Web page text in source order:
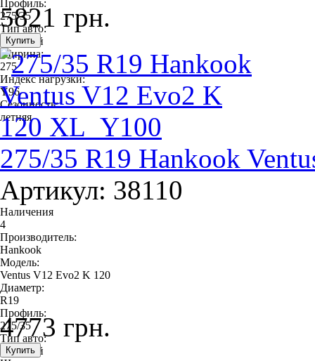
Профиль:
275/35
Тип авто:
легковой
Ширина:
275
Индекс нагрузки:
Y96
Сезонность:
летняя
5821 грн.
275/35 R19 Hankook
Артикул: 38110
Наличения
4
Производитель:
Hankook
Модель:
Ventus V12 Evo2 K 120
Диаметр:
R19
Профиль:
275/35
Тип авто:
легковой
4773 грн.